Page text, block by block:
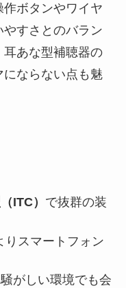
ボタンやワイヤ
すさとのバラン
耳あな型補聴器の
ならない点も魅
ITC） で抜群の装
りスマートフォン
がしい環境でも会